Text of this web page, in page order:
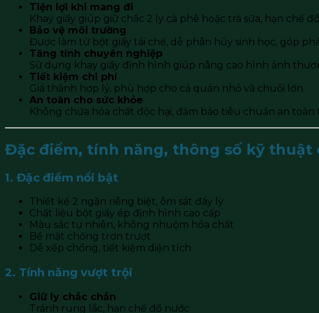
Tiện lợi khi mang đi
Khay giấy giúp giữ chắc 2 ly cà phê hoặc trà sữa, hạn chế
Bảo vệ môi trường
Được làm từ bột giấy tái chế, dễ phân hủy sinh học, góp
Tăng tính chuyên nghiệp
Sử dụng khay giấy định hình giúp nâng cao hình ảnh
Tiết kiệm chi phí
Giá thành hợp lý, phù hợp cho cả quán nhỏ và chuỗi lớn.
An toàn cho sức khỏe
Không chứa hóa chất độc hại, đảm bảo tiêu chuẩn an toàn
Đặc điểm, tính năng, thông số kỹ
1. Đặc điểm nổi bật
Thiết kế 2 ngăn riêng biệt, ôm sát đáy ly
Chất liệu bột giấy ép định hình cao cấp
Màu sắc tự nhiên, không nhuộm hóa chất
Bề mặt chống trơn trượt
Dễ xếp chồng, tiết kiệm diện tích
2. Tính năng vượt trội
Giữ ly chắc chắn
Tránh rung lắc, hạn chế đổ nước